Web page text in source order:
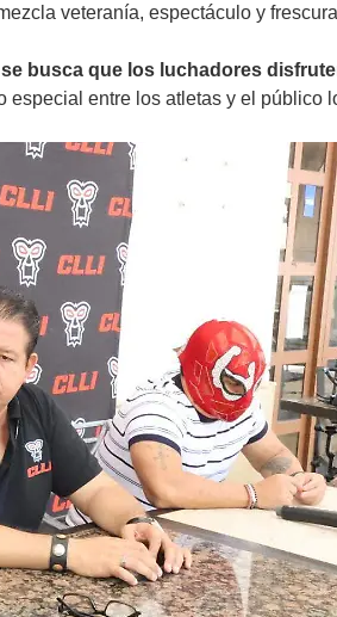
veteranía, espectáculo y
busca que los luchadores
especial entre los atletas y el público